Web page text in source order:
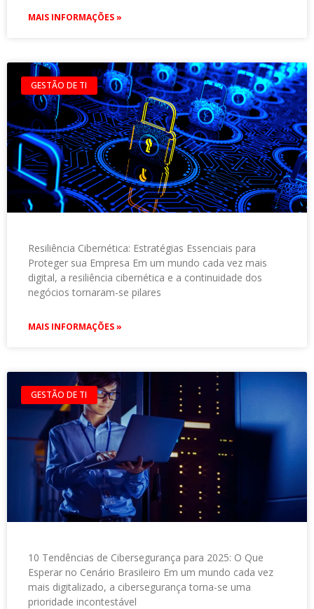
MAIS INFORMAÇÕES »
GESTÃO DE TI
Resiliência Cibernética: Estratégias Essenciais para
Proteger sua Empresa Em um mundo cada vez mais
digital, a resiliência cibernética e a continuidade dos
negócios tornaram-se pilares
MAIS INFORMAÇÕES »
GESTÃO DE TI
10 Tendências de Cibersegurança para 2025: O Que
Esperar no Cenário Brasileiro Em um mundo cada vez
mais digitalizado, a cibersegurança torna-se uma
prioridade incontestável